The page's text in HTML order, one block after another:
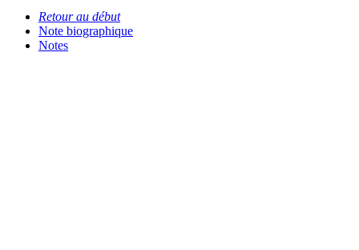
Retour au début
Note biographique
Notes